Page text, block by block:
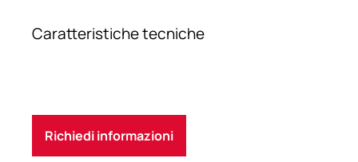
Caratteristiche tecniche
Richiedi informazioni